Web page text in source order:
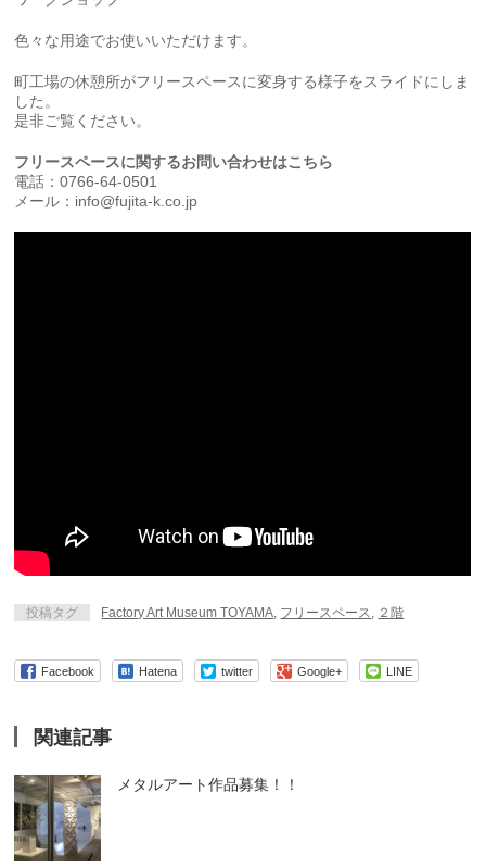
色々な用途でお使いいただけます。
町工場の休憩所がフリースペースに変身する様子をスライドにしま
した。
是非ご覧ください。
フリースペースに関するお問い合わせはこちら
電話：0766-64-0501
メール：info@fujita-k.co.jp
投稿タグ Factory Art Museum TOYAMA フリースペース ２階
Facebook Hatena twitter Google+ LINE
関連記事
メタルアート作品募集！！